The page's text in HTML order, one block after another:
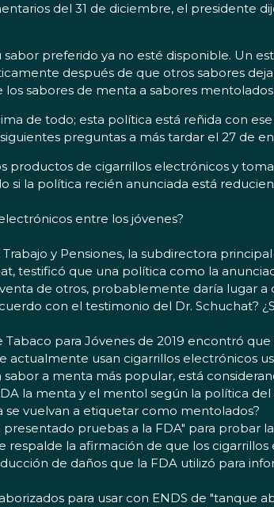
del 31 de diciembre, el presidente
preferido ya no esté disponible. Un
después de que otros sabores
sabores de menta a sabores mentolados.
de todo; esta política está reñida con
preguntas a más tardar el 27 de
productos de cigarrillos electrónicos y
si la política recién anunciada está
entre los jóvenes?
y Pensiones, la subdirectora
testificó que una política como la
de otros, probablemente daría lugar a
con el testimonio del Dr. Schuchat?
para Jóvenes de 2019 encontró
actualmente usan cigarrillos electrónicos
a menta más popular, está
la menta y el mentol según la política del
vuelvan a etiquetar como mentolados?
pruebas a la FDA" para probar
respalde la afirmación de que los
de daños que la FDA utilizó para
para usar con ENDS de "tanque